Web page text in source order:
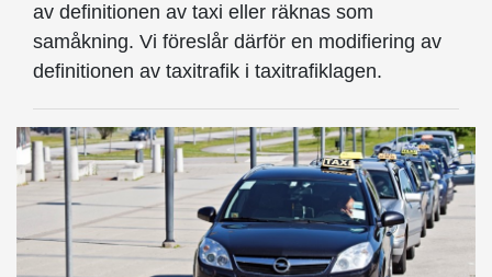
av definitionen av taxi eller räknas som
samåkning. Vi föreslår därför en modifiering av
definitionen av taxitrafik i taxitrafiklagen.